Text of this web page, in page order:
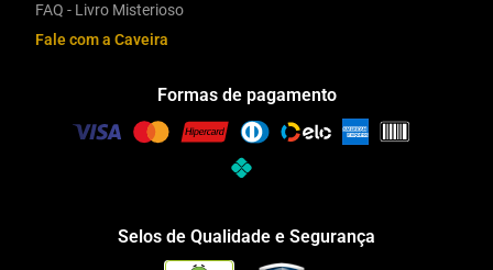
FAQ - Livro Misterioso
Fale com a Caveira
Formas de pagamento
Selos de Qualidade e Segurança